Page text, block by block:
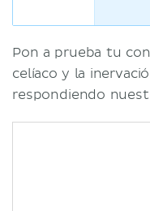
Pon a prueba tu
celíaco y la
respondiendo